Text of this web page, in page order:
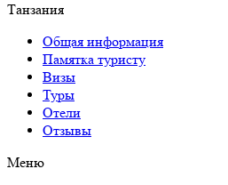
Танзания
Общая информация
Памятка туристу
Визы
Туры
Отели
Отзывы
Меню